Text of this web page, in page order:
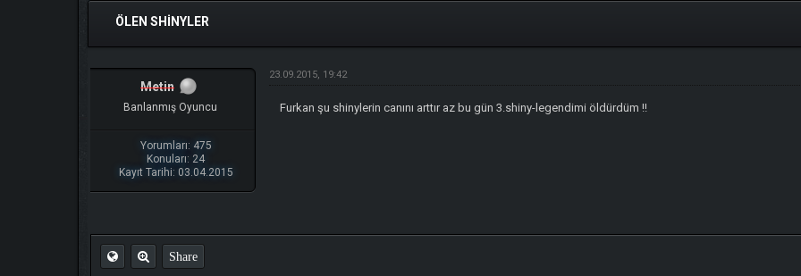
ÖLEN SHINYLER
Metin
Banlanmış Oyuncu
Yorumları: 475
Konuları: 24
Kayıt Tarihi: 03.04.2015
23.09.2015, 19:42
Furkan şu shinylerin canını arttır az bu gün 3.shiny-legendimi öldürdüm !!
Share